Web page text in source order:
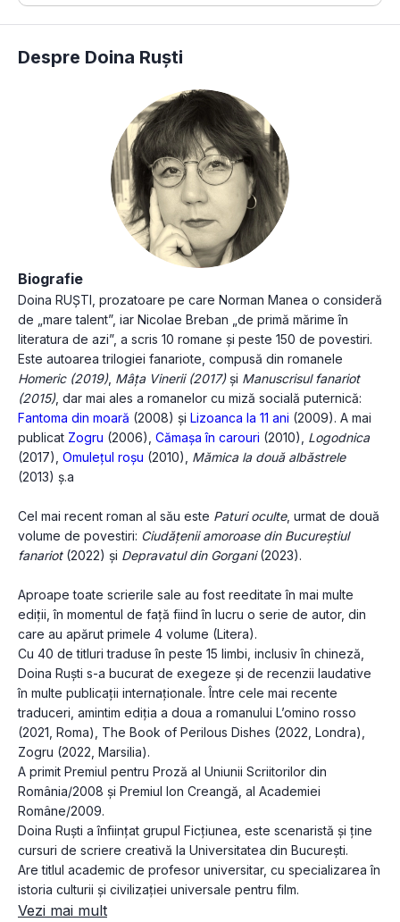
Despre Doina Ruști
Biografie
Doina RUȘTI, prozatoare pe care Norman Manea o consideră
de „mare talent”, iar Nicolae Breban „de primă mărime în
literatura de azi”, a scris 10 romane și peste 150 de povestiri.
Este autoarea trilogiei fanariote, compusă din romanele
Homeric (2019), Mâța Vinerii (2017)și Manuscrisul fanariot
(2015), dar mai ales a romanelor cu miză socială puternică:
Fantoma din moară (2008) și Lizoanca la 11 ani (2009). A mai
publicat Zogru (2006), Cămașa în carouri (2010), Logodnica
(2017), Omulețul roșu (2010), Mămica la două albăstrele
(2013) ș.a
Cel mai recent roman al său este Paturi oculte, urmat de două
volume de povestiri: Ciudățenii amoroase din Bucureștiul
fanariot(2022) și Depravatul din Gorgani(2023).
Aproape toate scrierile sale au fost reeditate în mai multe
ediții, în momentul de față fiind în lucru o serie de autor, din
care au apărut primele 4 volume (Litera).
Cu 40 de titluri traduse în peste 15 limbi, inclusiv în chineză,
Doina Ruști s-a bucurat de exegeze și de recenzii laudative
în multe publicații internaționale. Între cele mai recente
traduceri, amintim ediția a doua a romanului L’omino rosso
(2021, Roma), The Book of Perilous Dishes (2022, Londra),
Zogru (2022, Marsilia).
A primit Premiul pentru Proză al Uniunii Scriitorilor din
România/2008 și Premiul Ion Creangă, al Academiei
Române/2009.
Doina Ruști a înființat grupul Ficțiunea, este scenaristă și ține
cursuri de scriere creativă la Universitatea din București.
Are titlul academic de profesor universitar, cu specializarea în
istoria culturii și civilizației universale pentru film.
Vezi mai mult